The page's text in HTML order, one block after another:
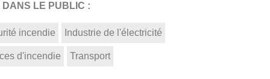
DANS LE PUBLIC :
incendie Industrie de l'électricité
d'incendie Transport